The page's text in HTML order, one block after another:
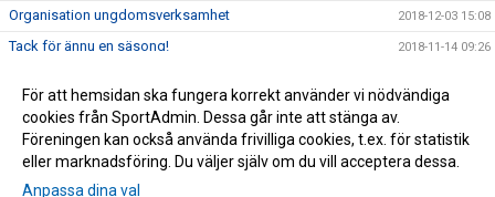
Organisation ungdomsverksamhet 2018-12-03 15:08
Tack för ännu en säsong! 2018-11-14 09:26
EU-direktivet GDPR
Akademiträning Påsklov 2018 2018-03-28 19:00
För att hemsidan ska fungera korrekt använder vi nödvändiga
cookies från SportAdmin. Dessa går inte att stänga av.
Föreningen kan också använda frivilliga cookies, t.ex. för statistik
eller marknadsföring. Du väljer själv om du vill acceptera dessa.
Anpassa dina val